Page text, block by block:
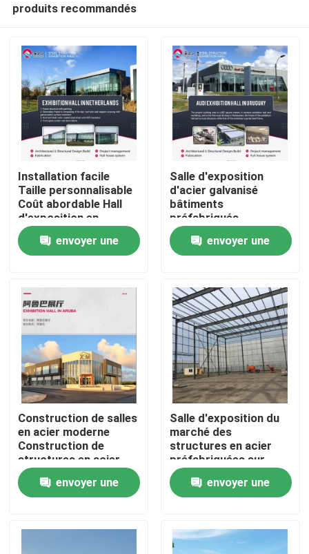
À la maison
Produits
À propos de nous
Visite de l'usine
Contrôle de la qualité
Nous contacter
Nouvelles
Les affaires
Entrepôt de structures en acier
produits recommandés
Installation facile
Taille personnalisable
Coût abordable Hall
d'exposition en
structure d'acier
envoyer une
Salle d'exposition
d'acier galvanisé
bâtiments
préfabriqués
industriels ignifuges
envoyer une
Construction de salles
en acier moderne
Construction de
structures en acier
étanche sur mesure
envoyer une
Salle d'exposition du
marché des
structures en acier
préfabriquées sur
mesure de haute
qualité envoyer une